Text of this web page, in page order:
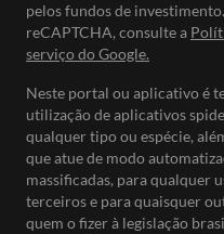
pelos fundos de
reCAPTCHA, consulte a
serviço do Google.
Neste portal ou aplicativo é
utilização de aplicativos
qualquer tipo ou espécie,
que atue de modo
massificadas, para qualquer
terceiros e para quaisquer
quem o fizer à legislação